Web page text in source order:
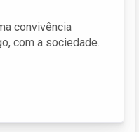
convivência
com a sociedade.